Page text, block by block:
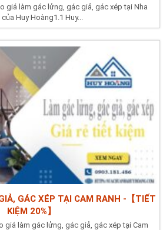
giá làm gác lửng, gác giả, gác xép tại Nha
Huy Hoàng1.1 Huy...
GÁC XÉP TẠI CAM RANH -【TIẾT
KIỆM 20%】
giá làm gác lửng, gác giả, gác xép tại Cam